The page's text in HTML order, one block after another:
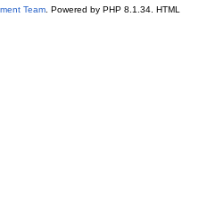
Team. Powered by PHP 8.1.34. HTML